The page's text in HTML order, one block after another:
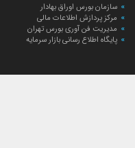
سازمان بورس اوراق بهادار
مرکز پردازش اطلاعات مالی
مدیریت فن آوری بورس تهران
پایگاه اطلاع رسانی بازار سرمایه
ارتباط با صندوق